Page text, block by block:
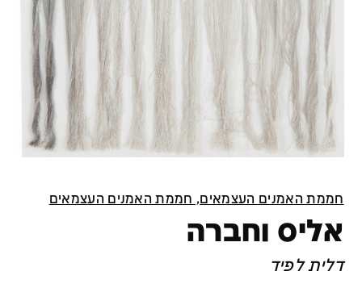
חממת האמנים העצמאים, חממת האמנים העצמאים
אליס וחברה
דלית לפיד